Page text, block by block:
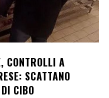
CONTROLLI A
SCATTANO
CIBO